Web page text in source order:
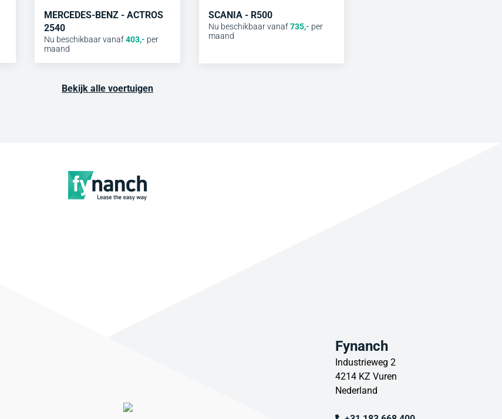
MERCEDES-BENZ - ACTROS
2540
Nu beschikbaar vanaf 403,- per
maand
SCANIA - R500
Nu beschikbaar vanaf 735,- per
maand
Bekijk alle voertuigen
Fynanch
Industrieweg 2
4214 KZ Vuren
Nederland